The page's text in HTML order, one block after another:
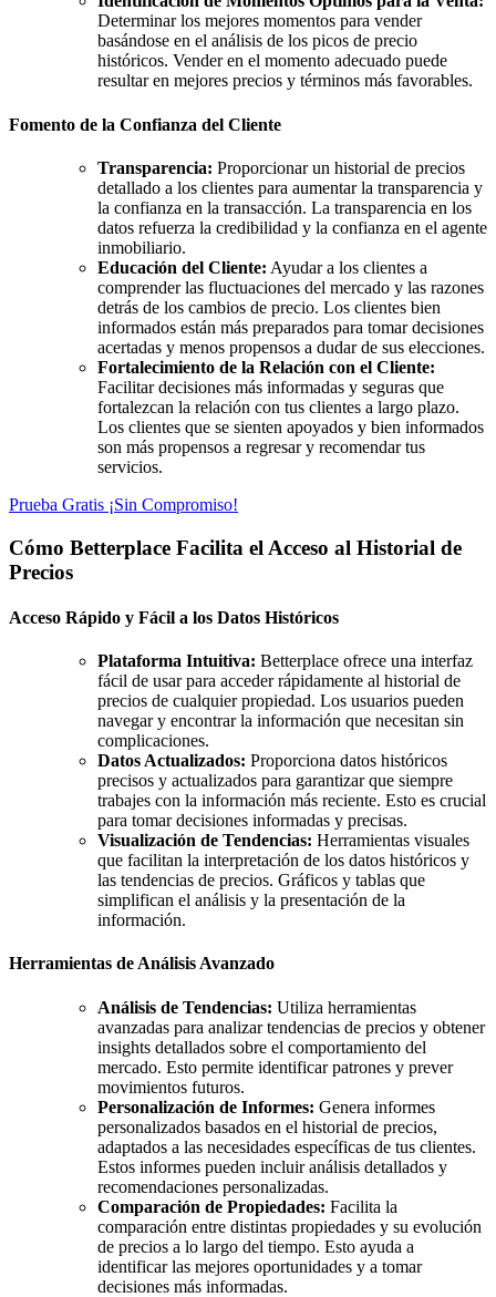
Determinar los mejores momentos para vender
basándose en el análisis de los picos de precio
históricos. Vender en el momento adecuado puede
resultar en mejores precios y términos más favorables.
Fomento de la Confianza del Cliente
Transparencia: Proporcionar un historial de precios
detallado a los clientes para aumentar la transparencia y
la confianza en la transacción. La transparencia en los
datos refuerza la credibilidad y la confianza en el agente
inmobiliario.
Educación del Cliente: Ayudar a los clientes a
comprender las fluctuaciones del mercado y las razones
detrás de los cambios de precio. Los clientes bien
informados están más preparados para tomar decisiones
acertadas y menos propensos a dudar de sus elecciones.
Fortalecimiento de la Relación con el Cliente:
Facilitar decisiones más informadas y seguras que
fortalezcan la relación con tus clientes a largo plazo.
Los clientes que se sienten apoyados y bien informados
son más propensos a regresar y recomendar tus
servicios.
Prueba Gratis ¡Sin Compromiso!
Cómo Betterplace Facilita el Acceso al Historial de
Precios
Acceso Rápido y Fácil a los Datos Históricos
Plataforma Intuitiva: Betterplace ofrece una interfaz
fácil de usar para acceder rápidamente al historial de
precios de cualquier propiedad. Los usuarios pueden
navegar y encontrar la información que necesitan sin
complicaciones.
Datos Actualizados: Proporciona datos históricos
precisos y actualizados para garantizar que siempre
trabajes con la información más reciente. Esto es crucial
para tomar decisiones informadas y precisas.
Visualización de Tendencias: Herramientas visuales
que facilitan la interpretación de los datos históricos y
las tendencias de precios. Gráficos y tablas que
simplifican el análisis y la presentación de la
información.
Herramientas de Análisis Avanzado
Análisis de Tendencias: Utiliza herramientas
avanzadas para analizar tendencias de precios y obtener
insights detallados sobre el comportamiento del
mercado. Esto permite identificar patrones y prever
movimientos futuros.
Personalización de Informes: Genera informes
personalizados basados en el historial de precios,
adaptados a las necesidades específicas de tus clientes.
Estos informes pueden incluir análisis detallados y
recomendaciones personalizadas.
Comparación de Propiedades: Facilita la
comparación entre distintas propiedades y su evolución
de precios a lo largo del tiempo. Esto ayuda a
identificar las mejores oportunidades y a tomar
decisiones más informadas.